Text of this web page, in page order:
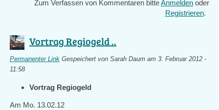
Zum Verfassen von Kommentaren bitteAnmelden oder
Registrieren.
Vortrag Regiogeld ..
Permanenter Link Gespeichert von Sarah Daum am 3. Februar 2012 -
11:58
Vortrag Regiogeld
Am Mo. 13.02.12